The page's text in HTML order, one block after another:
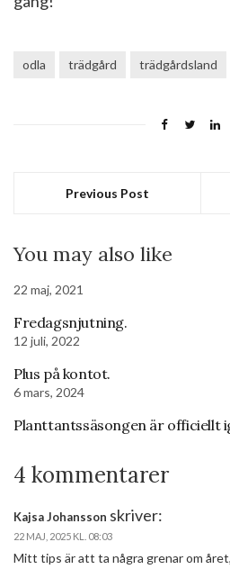
odla trädgård trädgårdsland
Previous Post
You may also like
22 maj, 2021
Fredagsnjutning.
12 juli, 2022
Plus på kontot.
6 mars, 2024
Planttantssäsongen är officiellt
4 kommentarer
Kajsa Johansson skriver:
22 MAJ, 2025 KL. 08:03
Mitt tips är att ta några grenar om